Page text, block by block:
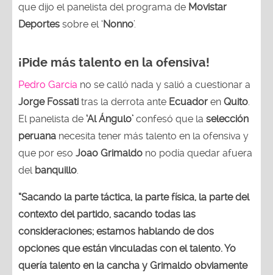
que dijo el panelista del programa de Movistar
Deportes sobre el ‘Nonno’.
¡Pide más talento en la ofensiva!
Pedro García no se calló nada y salió a cuestionar a
Jorge Fossati tras la derrota ante Ecuador en Quito
El panelista de ‘Al Ángulo’ confesó que la selección
peruana necesita tener más talento en la ofensiva y
que por eso Joao Grimaldo no podía quedar afuera
del banquillo
“Sacando la parte táctica, la parte física, la parte del
contexto del partido, sacando todas las
consideraciones; estamos hablando de dos
opciones que están vinculadas con el talento. Yo
quería talento en la cancha y Grimaldo obviamente